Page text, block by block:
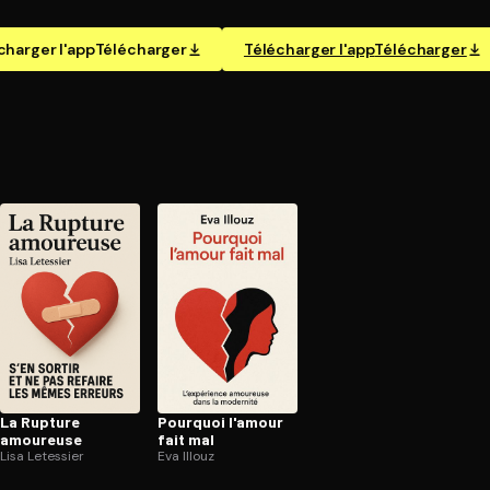
l'appTélécharger Télécharger l'appTélécharger
La Rupture
amoureuse
Lisa Letessier
Pourquoi l'amour
fait mal
Eva Illouz